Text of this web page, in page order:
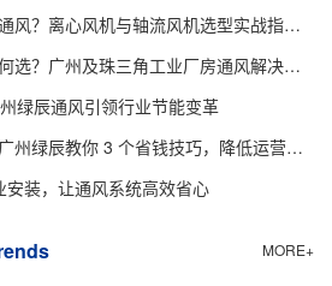
风机与轴流风机选型实战指南（附珠三角案例）
广州及珠三角工业厂房通风解决方案指南
绿辰通风引领行业节能变革
绿辰教你 3 个省钱技巧，降低运营成本
装，让通风系统高效省心
MORE+